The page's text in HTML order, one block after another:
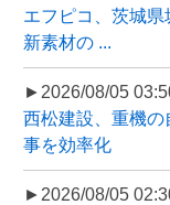
エフピコ、茨城
新素材の ...
►2026/08/05
西松建設、重機
事を効率化
►2026/08/05